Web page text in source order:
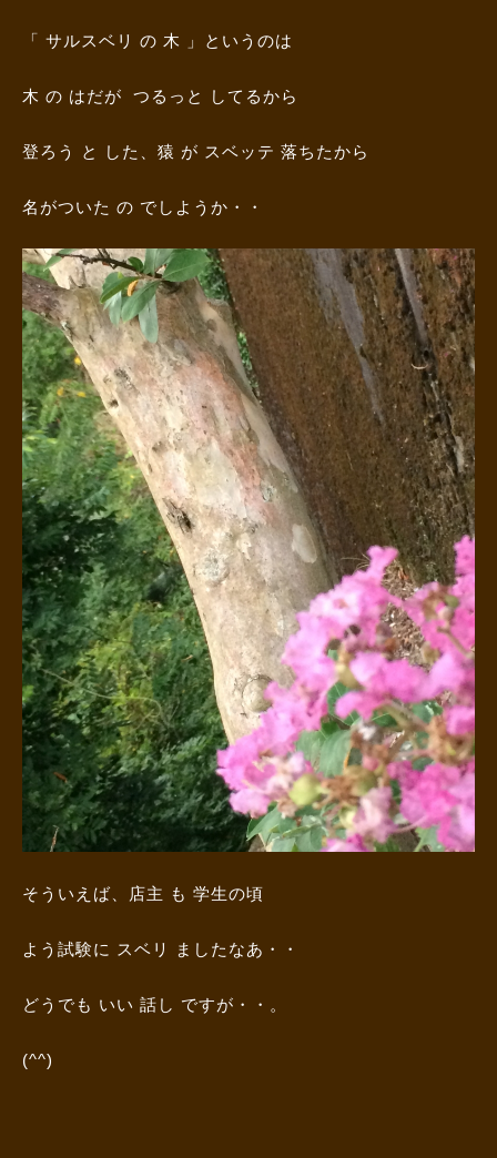
「 サルスベリ の 木 」というのは
木 の はだが つるっと してるから
登ろう と した、猿 が スベッテ 落ちたから
名がついた の でしようか・・
そういえば、店主 も 学生の頃
よう試験に スベリ ましたなあ・・
どうでも いい 話し ですが・・。
(^^)